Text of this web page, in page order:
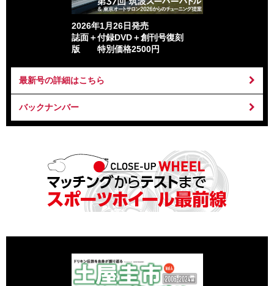
2026年1月26日発売
誌面＋付録DVD＋創刊号復刻
版 特別価格2500円
最新号の詳細はこちら
バックナンバー